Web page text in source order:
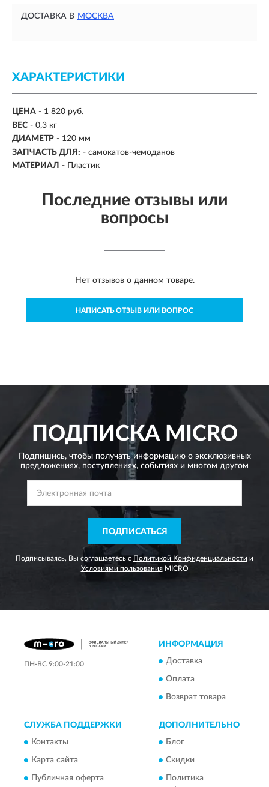
ДОСТАВКА В МОСКВА
ХАРАКТЕРИСТИКИ
ЦЕНА - 1 820 руб.
ВЕС - 0,3 кг
ДИАМЕТР - 120 мм
ЗАПЧАСТЬ ДЛЯ: - самокатов-чемоданов
МАТЕРИАЛ - Пластик
Последние отзывы или
вопросы
Нет отзывов о данном товаре.
НАПИСАТЬ ОТЗЫВ ИЛИ ВОПРОС
ПОДПИСКАMICRO
Подпишись, чтобы получать информацию о эксклюзивных
предложениях, поступлениях, событиях и многом другом
ПОДПИСАТЬСЯ
Подписываясь, Вы соглашаетесь с Политикой Конфиденциальности и
Условиями пользованияMICRO
ПН-ВС 9:00-21:00
ИНФОРМАЦИЯ
Доставка
Оплата
Возврат товара
СЛУЖБА ПОДДЕРЖКИ
Контакты
Карта сайта
Публичная оферта
ДОПОЛНИТЕЛЬНО
Блог
Скидки
Политика